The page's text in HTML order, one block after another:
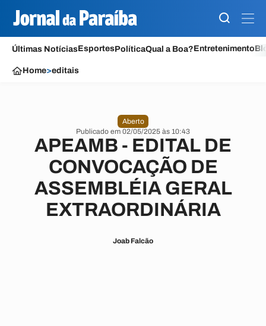
Últimas NotíciasEsportesPolíticaQual a Boa?Entretenimento
Home>editais
Aberto
Publicado em 02/05/2025 às 10:43
APEAMB - EDITAL DE
CONVOCAÇÃO DE
ASSEMBLÉIA GERAL
EXTRAORDINÁRIA
Joab Falcão